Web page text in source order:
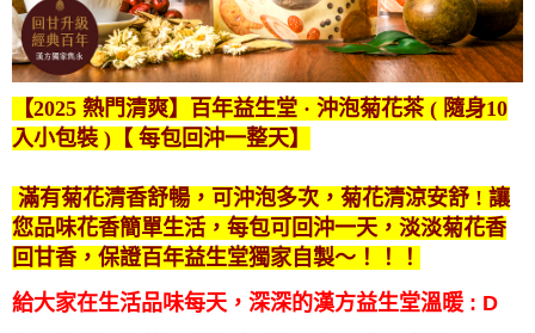
【2025 熱門清爽】百年益生堂 · 沖泡菊花茶 ( 隨身10
入小包裝 )【 每包回沖一整天】
滿有菊花清香舒暢，可沖泡多次，菊花清涼安舒 ! 讓
您品味花香簡單生活，每包可回沖一天，淡淡菊花香
回甘香，保證百年益生堂獨家自製～！！！
給大家在生活品味每天，深深的漢方益生堂溫暖 : D